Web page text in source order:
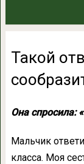
Такой
Она спросила:
Мальчик
класса. Моя